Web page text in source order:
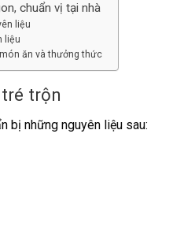
chuẩn vị tại nhà
liệu
liệu
ăn và thưởng thức
trộn
bị những nguyên liệu sau: